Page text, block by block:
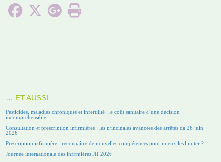
… ET AUSSI
Pesticides, maladies chroniques et infertilité : le coût sanitaire d’une décision
incompréhensible
Consultation et prescription infirmières : les principales avancées des arrêtés du 26 juin
2026
Prescription infirmière : reconnaître de nouvelles compétences pour mieux les limiter ?
Journée internationale des infirmières JII 2026